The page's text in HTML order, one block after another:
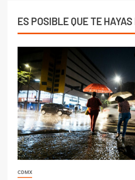
ES POSIBLE QUE TE HAYAS
CDMX